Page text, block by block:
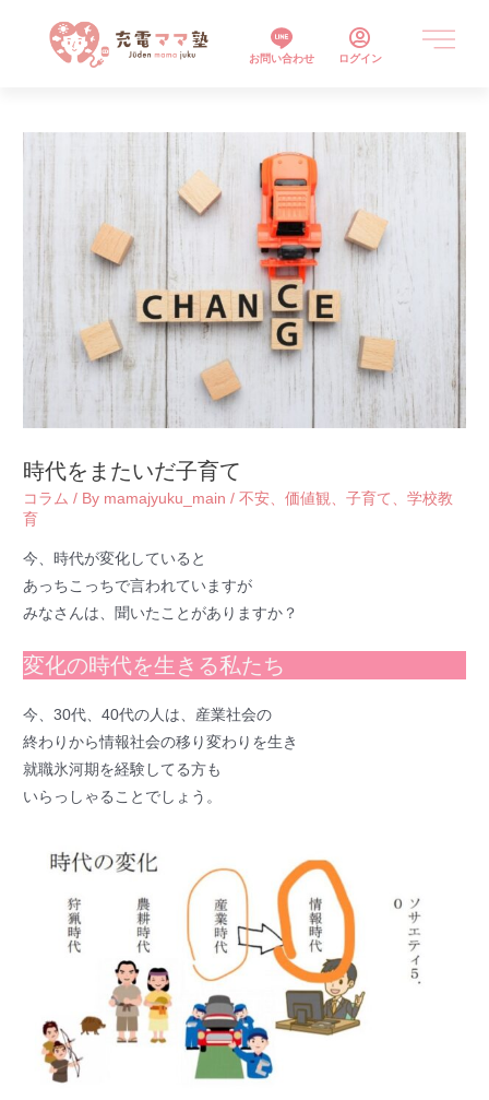
お問い合わせ ログイン
時代をまたいだ子育て
コラム / By mamajyuku_main /不安 、価値観 、子育て 、学校教
育
今、時代が変化していると
あっちこっちで言われていますが
みなさんは、聞いたことがありますか？
変化の時代を生きる私たち
今、30代、40代の人は、産業社会の
終わりから情報社会の移り変わりを生き
就職氷河期を経験してる方も
いらっしゃることでしょう。